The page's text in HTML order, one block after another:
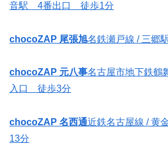
音駅 4番出口 徒歩1分
chocoZAP 尾張旭名鉄瀬戸線 / 三
chocoZAP 元八事名古屋市地下鉄
入口 徒歩3分
chocoZAP 名西通近鉄名古屋線 /
13分